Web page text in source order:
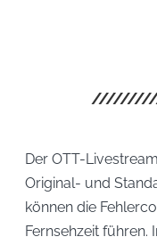
Der OTT-
Original- und
können die
Fernsehzeit führen.